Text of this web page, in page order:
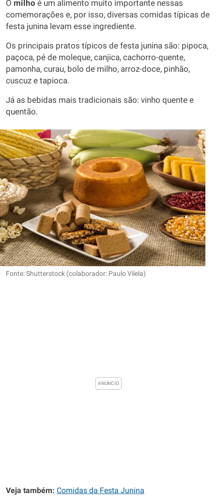
O milho é um alimento muito importante nessas
comemorações e, por isso, diversas comidas típicas de
festa junina levam esse ingrediente.
Os principais pratos típicos de festa junina são: pipoca,
paçoca, pé de moleque, canjica, cachorro-quente,
pamonha, curau, bolo de milho, arroz-doce, pinhão,
cuscuz e tapioca.
Já as bebidas mais tradicionais são: vinho quente e
quentão.
Fonte: Shutterstock (colaborador: Paulo Vilela)
Veja também: Comidas da Festa Junina